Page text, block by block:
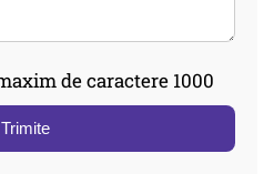
de caractere 1000
Trimite